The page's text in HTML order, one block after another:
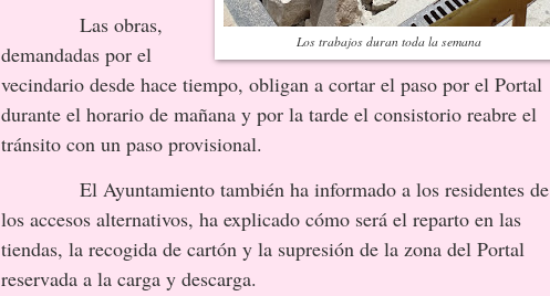
Los trabajos duran toda la semana
Las obras,
demandadas por el
vecindario desde hace tiempo, obligan a cortar el paso por el Portal
durante el horario de mañana y por la tarde el consistorio reabre el
tránsito con un paso provisional.
El Ayuntamiento también ha informado a los residentes de
los accesos alternativos, ha explicado cómo será el reparto en las
tiendas, la recogida de cartón y la supresión de la zona del Portal
reservada a la carga y descarga.